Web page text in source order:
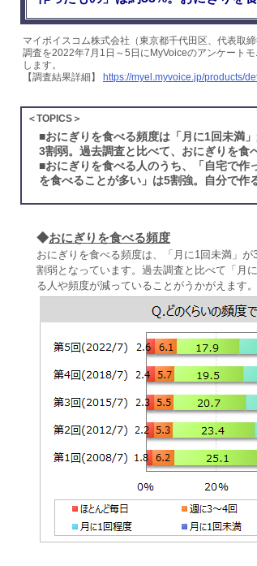
マイボイスコム株式会社（東京都千代田区、代表取
調査を2022年7月1日～5日にMyVoiceのアンケート
します。
【調査結果詳細】
https://myel.myvoice.jp/products/
＜TOPICS＞
■おにぎりを食べる頻度は「月に1回未満
3割弱。過去調査と比べて、おにぎりを食
■おにぎりを食べる人のうち、「自宅で作
を食べることが多い」は5割強。自分で作
◆おにぎりを食べる頻度
おにぎりを食べる頻度は、「月に1回未満」
割弱となっています。過去調査と比べて「月
る人や頻度が減っていることがうかがえます。